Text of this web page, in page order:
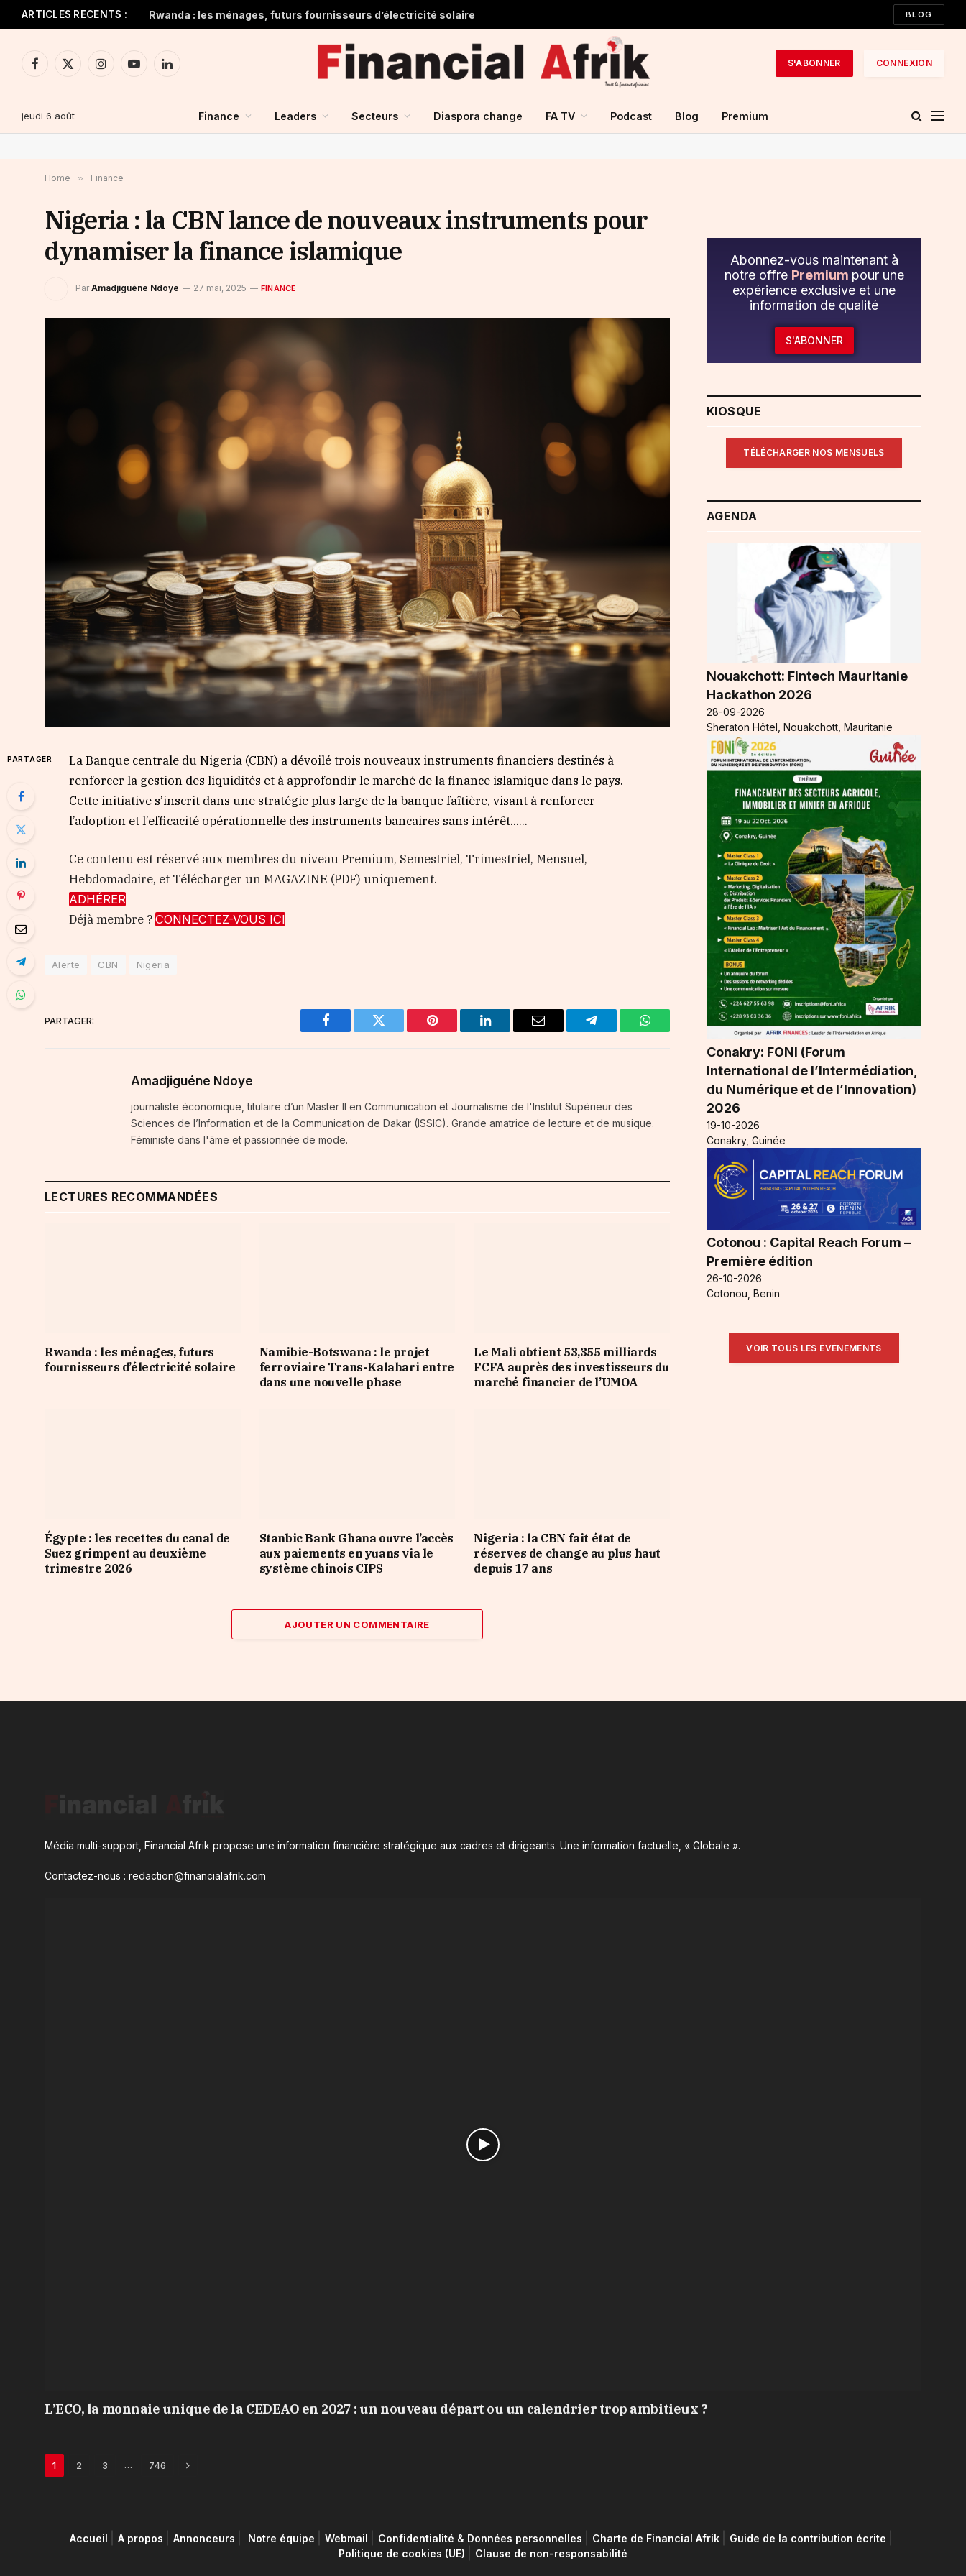
ARTICLES RECENTS : Rwanda : les ménages, futurs fournisseurs d’électricité solaire BLOG
Facebook
X
InstagramYouTubeLinkedIn
S'ABONNER CONNEXION
jeudi 6 août Finance Leaders Secteurs Diaspora change FA TV Podcast Blog Premium
Home » Finance
Nigeria : la CBN lance de nouveaux instruments pour
dynamiser la finance islamique
Par Amadjiguéne Ndoye 27 mai, 2025 FINANCE
PARTAGER
La Banque centrale du Nigeria (CBN) a dévoilé trois nouveaux instruments financiers destinés à
renforcer la gestion des liquidités et à approfondir le marché de la finance islamique dans le pays.
Cette initiative s’inscrit dans une stratégie plus large de la banque faîtière, visant à renforcer
l’adoption et l’efficacité opérationnelle des instruments bancaires sans intérêt…...
Ce contenu est réservé aux membres du niveau Premium, Semestriel, Trimestriel, Mensuel,
Hebdomadaire, et Télécharger un MAGAZINE (PDF) uniquement.
ADHÉRER
Déjà membre ?CONNECTEZ-VOUS ICI
Alerte CBN Nigeria
PARTAGER:
Facebook Twitter Pinterest LinkedIn Email Telegram WhatsApp
Amadjiguéne Ndoye
journaliste économique, titulaire d’un Master II en Communication et Journalisme de l'Institut Supérieur des
Sciences de l’Information et de la Communication de Dakar (ISSIC). Grande amatrice de lecture et de musique.
Féministe dans l'âme et passionnée de mode.
LECTURES RECOMMANDÉES
Rwanda : les ménages, futurs
fournisseurs d’électricité solaire
Namibie-Botswana : le projet
ferroviaire Trans-Kalahari entre
dans une nouvelle phase
Le Mali obtient 53,355 milliards
FCFA auprès des investisseurs du
marché financier de l’UMOA
Égypte : les recettes du canal de
Suez grimpent au deuxième
trimestre 2026
Stanbic Bank Ghana ouvre l’accès
aux paiements en yuans via le
système chinois CIPS
Nigeria : la CBN fait état de
réserves de change au plus haut
depuis 17 ans
AJOUTER UN COMMENTAIRE
Abonnez-vous maintenant à
notre offre Premium pour une
expérience exclusive et une
information de qualité
S'ABONNER
KIOSQUE
TÉLÉCHARGER NOS MENSUELS
AGENDA
Nouakchott: Fintech Mauritanie
Hackathon 2026
28-09-2026
Sheraton Hôtel, Nouakchott, Mauritanie
Conakry: FONI (Forum
International de l’Intermédiation,
du Numérique et de l’Innovation)
2026
19-10-2026
Conakry, Guinée
Cotonou : Capital Reach Forum –
Première édition
26-10-2026
Cotonou, Benin
VOIR TOUS LES ÉVÉNEMENTS
Média multi-support, Financial Afrik propose une information financière stratégique aux cadres et dirigeants. Une information factuelle, « Globale ».
Contactez-nous : redaction@financialafrik.com
L’ECO, la monnaie unique de la CEDEAO en 2027 : un nouveau départ ou un calendrier trop ambitieux ?
1 2 3 … 746 Next
Accueil A propos Annonceurs Notre équipe Webmail Confidentialité & Données personnelles Charte de Financial Afrik
Guide de la contribution écrite
Politique de cookies (UE)
Clause de non-responsabilité